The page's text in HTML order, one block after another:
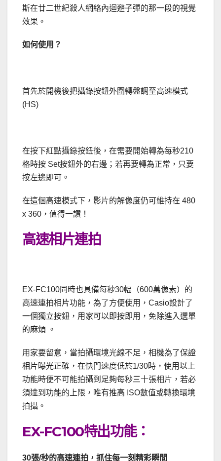
斯在廿二世紀殺人網絡內迴避子彈的那一段的視覺
效果。
如何使用？
首先於開機後把攝錄按鈕外圍轉盤調至高速模式
(HS)
在按下紅點攝錄按鈕後，在需要開始轉為每秒210
格時按 Set按鈕外的右邊；若再要轉為正常，只要
按左邊即可。
在這個高速模式下，影片的解像度仍可維持在 480
x 360，值得一讚！
高速相片連拍
EX-FC100同時也具備每秒30幅（600萬像素）的
高速連拍相片功能，為了方便使用，Casio設計了
一個獨立按鈕，用家可以即按即用，免除進入選單
的麻煩 。
用家要留意，當拍攝環境光線不足，相機為了保證
相片曝光正確，在快門速度低於1/30時，使用以上
功能時便不可能拍攝到足夠每秒三十張相片，若必
須達到功能的上限，唯有推高 ISO數值或轉換環境
拍攝。
EX-FC100特出功能：
30張/秒的高速連拍，抓住每一刻精彩瞬間